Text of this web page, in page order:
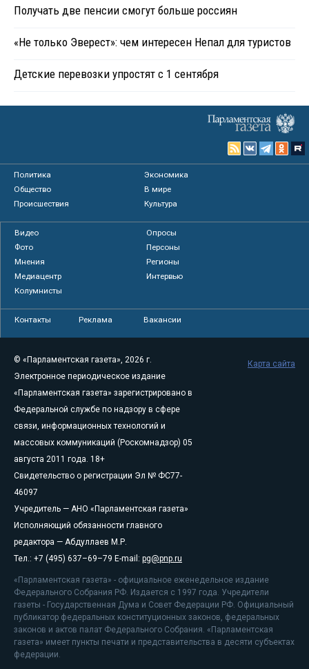
Получать две пенсии смогут больше россиян
«Не только Эверест»: чем интересен Непал для туристов
Детские перевозки упростят с 1 сентября
Политика
Экономика
Общество
В мире
Происшествия
Культура
Видео
Опросы
Фото
Персоны
Мнения
Регионы
Медиацентр
Интервью
Колумнисты
Контакты Реклама Вакансии
© «Парламентская газета», 2026 г.
Электронное периодическое издание
«Парламентская газета» зарегистрировано в
Федеральной службе по надзору в сфере
связи, информационных технологий и
массовых коммуникаций (Роскомнадзор) 05
августа 2011 года. 18+
Свидетельство о регистрации Эл № ФС77-
46097
Учредитель — АНО «Парламентская газета»
Исполняющий обязанности главного
редактора — Абдуллаев М.Р.
Тел.: +7 (495) 637–69–79 E-mail: pg@pnp.ru
«Парламентская газета» - официальное еженедельное издание
Федерального Собрания РФ. Издается с 1997 года. Учредители
газеты - Государственная Дума и Совет Федерации РФ. Официальный
публикатор федеральных конституционных законов, федеральных
законов и актов палат Федерального Собрания. «Парламентская
газета» имеет пункты печати и представительства в десяти субъектах
федерации.
Карта сайта